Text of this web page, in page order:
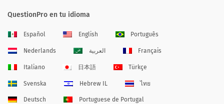
QuestionPro en tu idioma
Español English Português
Nederlands العربية Français
Italiano 日本語 Türkçe
Svenska Hebrew IL ไทย
Deutsch Portuguese de Portugal